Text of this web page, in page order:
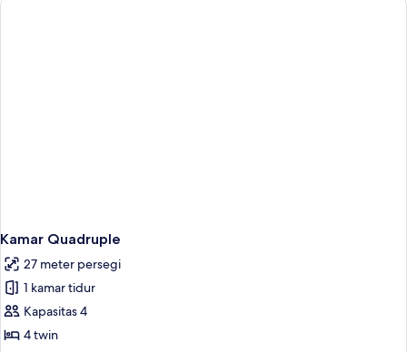
Kamar Quadruple
27 meter persegi
1 kamar tidur
Kapasitas 4
4 twin